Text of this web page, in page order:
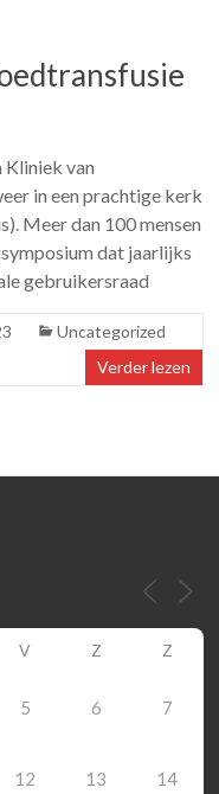
Kliniek van
in een prachtige kerk
Meer dan 100 mensen
dat jaarlijks
gebruikersraad
Uncategorized
Verder lezen
V Z Z
5 6 7
12 13 14